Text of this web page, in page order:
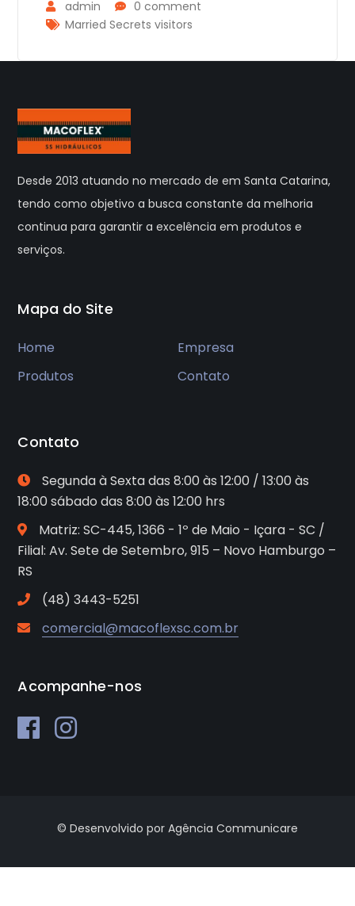
admin
0 comment
Married Secrets visitors
Desde 2013 atuando no mercado de em Santa Catarina,
tendo como objetivo a busca constante da melhoria
continua para garantir a excelência em produtos e
serviços.
Mapa do Site
Home
Empresa
Produtos
Contato
Contato
Segunda à Sexta das 8:00 às 12:00 / 13:00 às
18:00 sábado das 8:00 às 12:00 hrs
Matriz: SC-445, 1366 - 1º de Maio - Içara - SC /
Filial: Av. Sete de Setembro, 915 – Novo Hamburgo –
RS
(48) 3443-5251
comercial@macoflexsc.com.br
Acompanhe-nos
© Desenvolvido por Agência Communicare